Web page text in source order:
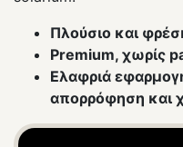
Πλούσιο και
Premium, χωρίς
Ελαφριά
απορρόφηση και